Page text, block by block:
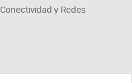
Conectividad y Redes